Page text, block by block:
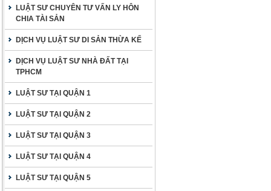
LUẬT SƯ CHUYÊN TƯ VẤN LY HÔN
CHIA TÀI SẢN
DỊCH VỤ LUẬT SƯ DI SẢN THỪA KẾ
DỊCH VỤ LUẬT SƯ NHÀ ĐẤT TẠI
TPHCM
LUẬT SƯ TẠI QUẬN 1
LUẬT SƯ TẠI QUẬN 2
LUẬT SƯ TẠI QUẬN 3
LUẬT SƯ TẠI QUẬN 4
LUẬT SƯ TẠI QUẬN 5